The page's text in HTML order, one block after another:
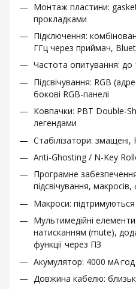
Монтаж пластини:
прокладками
Підключення:
ГГц через приймач,
Частота опитування: до
Підсвічування: RGB
бокові RGB-панелі
Ковпачки: PBT
легендами
Стабілізатори: змащені,
Anti‑Ghosting / N‑Key
Програмне
підсвічування,
Макроси:
Мультимедійні
натисканням (mute),
функції через ПЗ
Акумулятор: 4000
Довжина кабелю: